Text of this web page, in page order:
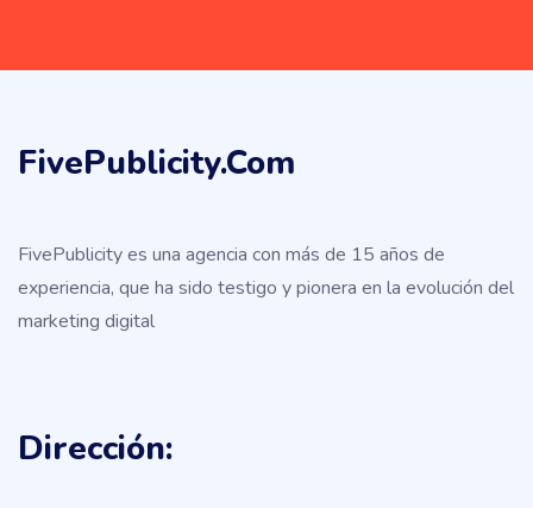
FivePublicity.com
FivePublicity es una agencia con más de 15 años de
experiencia, que ha sido testigo y pionera en la evolución del
marketing digital
Dirección: